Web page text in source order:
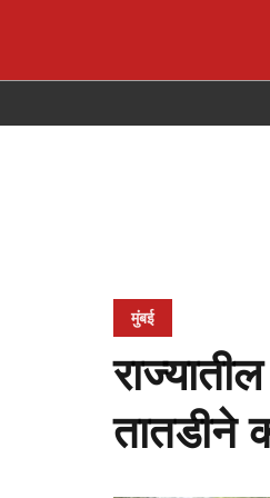
मुंबई
तातडीने